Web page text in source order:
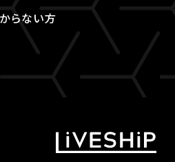
らない方